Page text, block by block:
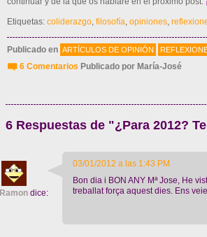
Etiquetas: coliderazgo, filosofía, opiniones,
Publicado en ARTÍCULOS DE OPINIÓN
6 Comentarios Publicado por María-José
6 Respuestas de "¿Para 2012?
Ramon dice:
03/01/2012 a las 1:43 PM
Bon dia i BON ANY Mª Jose, He
treballat força aquest dies. Ens